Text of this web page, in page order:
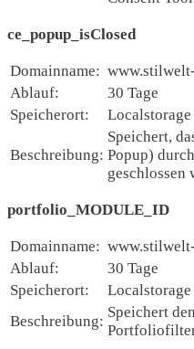
ce_popup_isClosed
Domainname:
Ablauf:
30 Tage
Speicherort:
Localstorage
Beschreibung:
Speichert,
Popup)
geschlossen
portfolio_MODULE_ID
Domainname:
Ablauf:
30 Tage
Speicherort:
Localstorage
Beschreibung:
Speichert